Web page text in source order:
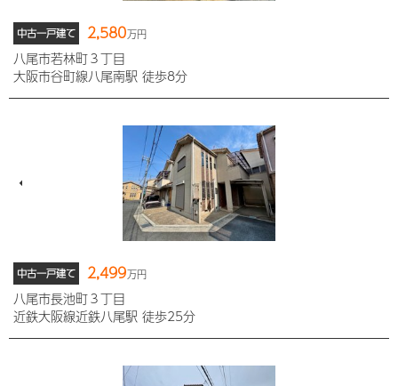
中古一戸建て 2,580万円
八尾市若林町３丁目
大阪市谷町線八尾南駅 徒歩8分
中古一戸建て 2,499万円
八尾市長池町３丁目
近鉄大阪線近鉄八尾駅 徒歩25分